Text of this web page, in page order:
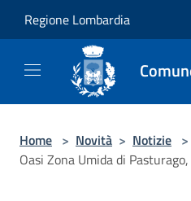
Regione Lombardia
Home > Novità > Notizie >
Oasi Zona Umida di